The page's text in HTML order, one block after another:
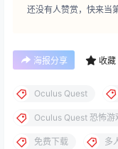
还没有人赞赏，快来当
海报分享 收藏
Oculus Quest
Oculus Quest 恐怖游
免费下载 多